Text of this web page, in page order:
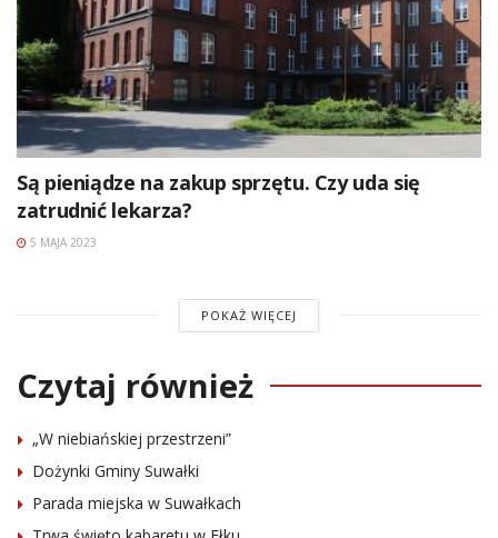
Są pieniądze na zakup sprzętu. Czy uda się
zatrudnić lekarza?
5 MAJA 2023
POKAŻ WIĘCEJ
Czytaj również
„W niebiańskiej przestrzeni”
Dożynki Gminy Suwałki
Parada miejska w Suwałkach